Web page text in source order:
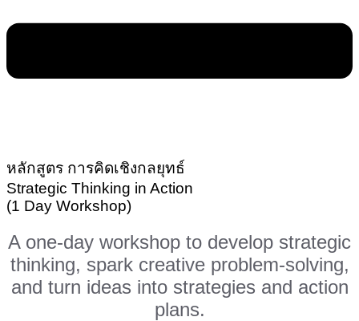
หลักสูตร การคิดเชิงกลยุทธ์
Strategic Thinking in Action
(1 Day Workshop)
A one-day workshop to develop strategic
thinking, spark creative problem-solving,
and turn ideas into strategies and action
plans.